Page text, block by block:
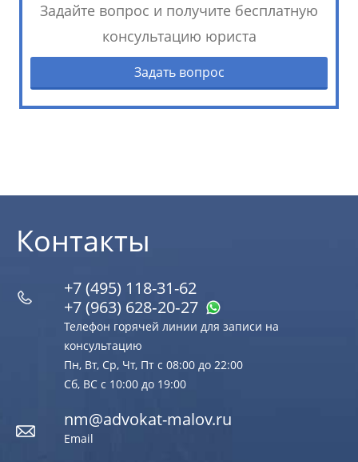
Задайте вопрос и получите бесплатную
консультацию юриста
Задать вопрос
Контакты
+7 (495) 118-31-62
+7 (963) 628‑20‑27
Телефон горячей линии для записи на
консультацию
Пн, Вт, Ср, Чт, Пт с 08:00 до 22:00
Сб, ВС с 10:00 до 19:00
nm@advokat-malov.ru
Email